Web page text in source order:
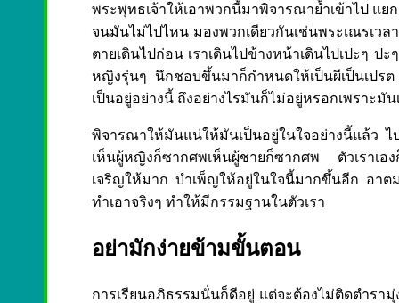
พระพุทธเจ้าให้เอาพวกนี้มาพิจารณาย้ำเข้าไป แ
จนมันไม่ไปไหน มองพวกเดียวกันเช่นพระเณรเว
ตายเดินไปก่อน เราเดินไปข้างหน้าเดินไปเปะๆ
หญิงรุ่นๆ นึกชอบขึ้นมาก็กำหนดให้เป็นผีเป็นเปรต
เป็นอยู่อย่างนี้ ถึงอย่างไรมันก็ไม่อยู่หรอกเพราะมั
พิจารณาให้มันแน่ให้มันเป็นอยู่ในใจอย่างนี้แล้ว ไ
เห็นผู้หญิงก็ซากศพเห็นผู้ชายก็ซากศพ ตัวเราเอ
เจริญให้มาก บำเพ็ญให้อยู่ในใจนี้มากขึ้นอีก อาต
ทำเอาจริงๆ ทำให้มีกรรมฐานในตัวเรา
อย่ามักง่ายข้ามขั้นตอน
การเรียนอภิธรรมนั่นก็ดีอยู่ แต่จะต้องไม่ติดตำรา